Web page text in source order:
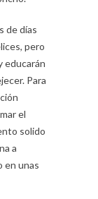
de días
pero
educarán
Para
el
solido
a
en unas